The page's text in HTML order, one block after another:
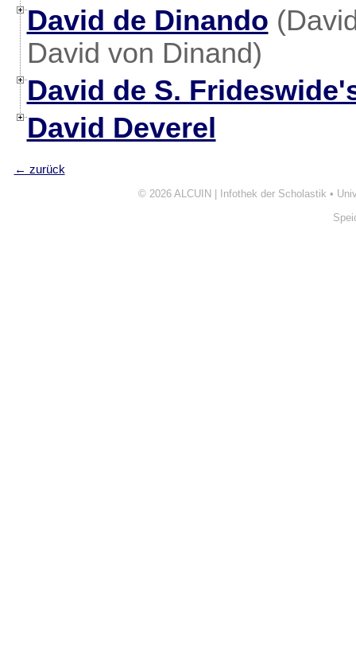
David de Dinando
David von Dinand)
David de S.
David Deverel
← zurück
© 2026 ALCUIN | Infothek der Scholastik •